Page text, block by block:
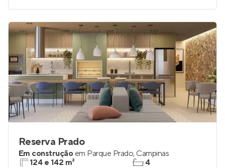
Reserva Prado
Em construção em Parque Prado, Campinas
124 e 142 m²
4